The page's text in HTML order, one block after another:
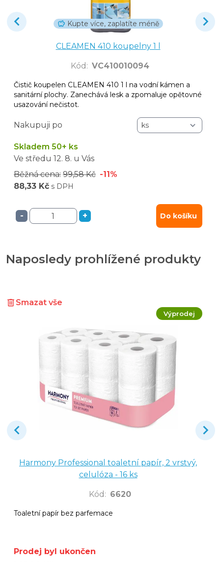
Kupte více, zaplatíte méně
CLEAMEN 410 koupelny 1 l
Kód : VC410010094
Čistič koupelen CLEAMEN 410 1 l na vodní kámen a
sanitární plochy. Zanechává lesk a zpomaluje opětovné
usazování nečistot.
Nakupuji po
Skladem 50+ ks
Ve středu 12. 8. u Vás
Běžná cena: 99,58 Kč -11%
88,33 Kč s DPH
- + Do košíku
Naposledy prohlížené produkty
Smazat vše
Výprodej
Harmony Professional toaletní papír, 2 vrstvý,
celulóza - 16 ks
Kód : 6620
Toaletní papír bez parfemace
Prodej byl ukončen